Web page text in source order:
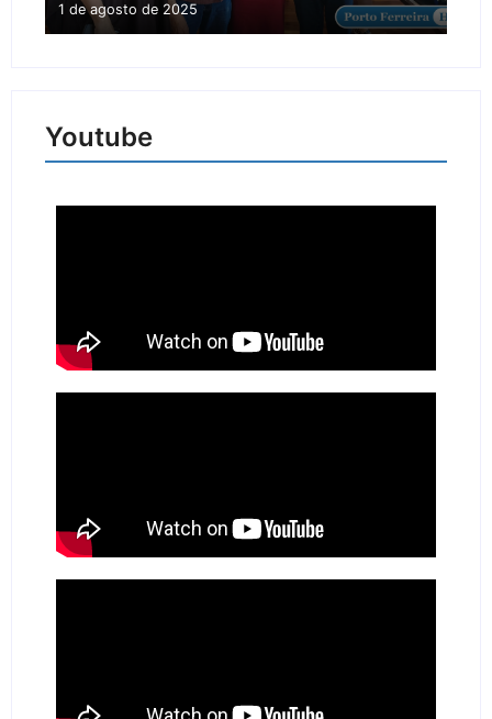
1 de agosto de 2025
Youtube